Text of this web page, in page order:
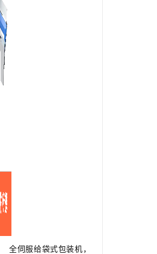
全伺服给袋式包装机，